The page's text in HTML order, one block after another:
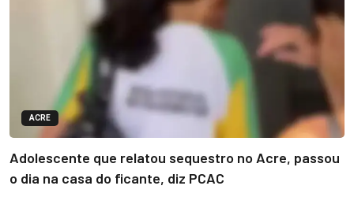
ACRE
Adolescente que relatou sequestro no Acre, passou
o dia na casa do ficante, diz PCAC